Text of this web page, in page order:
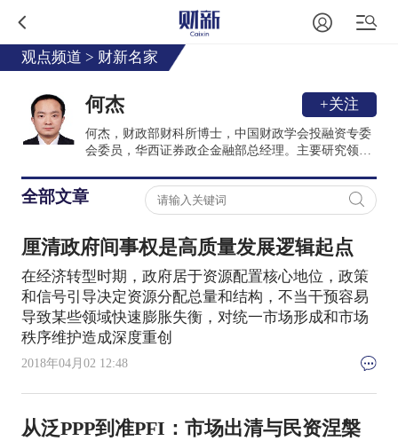
观点频道 > 财新名家
何杰 +关注
何杰，财政部财科所博士，中国财政学会投融资专委
会委员，华西证券政企金融部总经理。主要研究领域
ABS及混改领域有所专长。
全部文章
厘清政府间事权是高质量发展逻辑起点
在经济转型时期，政府居于资源配置核心地位，政策
和信号引导决定资源分配总量和结构，不当干预容易
导致某些领域快速膨胀失衡，对统一市场形成和市场
秩序维护造成深度重创
2018年04月02 12:48
从泛PPP到准PFI：市场出清与民资涅槃